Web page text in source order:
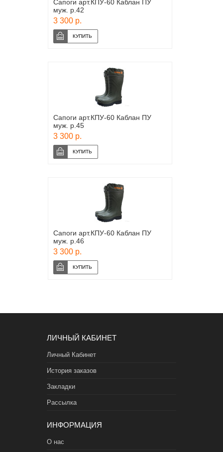
Сапоги арт.КПУ-60 Каблан ПУ
муж. р.42
3 300 р.
Сапоги арт.КПУ-60 Каблан ПУ
муж. р.45
3 300 р.
Сапоги арт.КПУ-60 Каблан ПУ
муж. р.46
3 300 р.
ЛИЧНЫЙ КАБИНЕТ
Личный Кабинет
История заказов
Закладки
Рассылка
ИНФОРМАЦИЯ
О нас